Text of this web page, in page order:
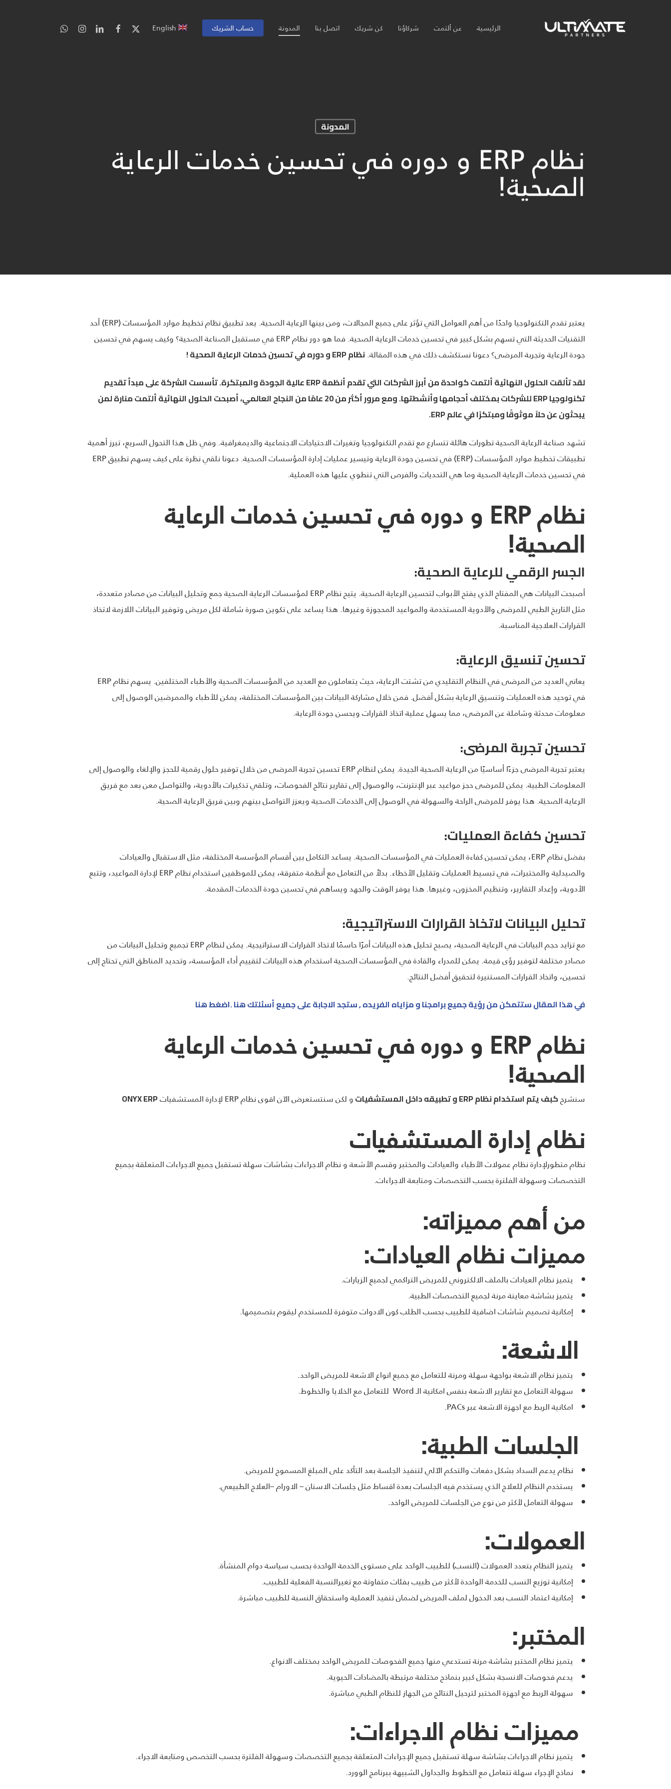
الرئيسية عن ألتمت شركاؤنا كن شريك اتصل بنا المدونة حساب الشريك English
المدونة
نظام ERP و دوره في تحسين خدمات الرعاية
الصحية!
يعتبر تقدم التكنولوجيا واحدًا من أهم العوامل التي تؤثر على جميع المجالات، ومن بينها الرعاية الصحية. يعد تطبيق نظام تخطيط موارد المؤسسات (ERP) أحد
التقنيات الحديثة التي تسهم بشكل كبير في تحسين خدمات الرعاية الصحية. فما هو دور نظام ERP في مستقبل الصناعة الصحية؟ وكيف يسهم في تحسين
جودة الرعاية وتجربة المرضى؟ دعونا نستكشف ذلك في هذه المقالة.نظامERPو دوره في تحسين خدمات الرعاية الصحية !
لقد تألقت الحلول النهائية ألتمت كواحدة من أبرز الشركات التي تقدم أنظمة
عالية الجودة والمبتكرة. تأسست الشركة على مبدأ تقديم
تكنولوجيا
للشركات بمختلف أحجامها وأنشطتها. ومع مرور أكثر من 20 عامًا من النجاح العالمي، أصبحت الحلول النهائية ألتمت منارة لمن
يبحثون عن حلاً موثوقًا ومبتكرًا في عالم
تشهد صناعة الرعاية الصحية تطورات هائلة تتسارع مع تقدم التكنولوجيا وتغيرات الاحتياجات الاجتماعية والديمغرافية. وفي ظل هذا التحول السريع، تبرز أهمية
تطبيقات تخطيط موارد المؤسسات (ERP) في تحسين جودة الرعاية وتيسير عمليات إدارة المؤسسات الصحية. دعونا نلقي نظرة على كيف يسهم تطبيق ERP
في تحسين خدمات الرعاية الصحية وما هي التحديات والفرص التي تنطوي عليها هذه العملية.
نظام ERP و دوره في تحسين خدمات الرعاية
الصحية!
الجسر الرقمي للرعاية الصحية:
أصبحت البيانات هي المفتاح الذي يفتح الأبواب لتحسين الرعاية الصحية. يتيح نظام ERP لمؤسسات الرعاية الصحية جمع وتحليل البيانات من مصادر متعددة،
مثل التاريخ الطبي للمرضى والأدوية المستخدمة والمواعيد المحجوزة وغيرها. هذا يساعد على تكوين صورة شاملة لكل مريض وتوفير البيانات اللازمة لاتخاذ
القرارات العلاجية المناسبة.
تحسين تنسيق الرعاية:
يعاني العديد من المرضى في النظام التقليدي من تشتت الرعاية، حيث يتعاملون مع العديد من المؤسسات الصحية والأطباء المختلفين. يسهم نظام ERP
في توحيد هذه العمليات وتنسيق الرعاية بشكل أفضل. فمن خلال مشاركة البيانات بين المؤسسات المختلفة، يمكن للأطباء والممرضين الوصول إلى
معلومات محدثة وشاملة عن المرضى، مما يسهل عملية اتخاذ القرارات ويحسن جودة الرعاية.
تحسين تجربة المرضى:
يعتبر تجربة المرضى جزءًا أساسيًا من الرعاية الصحية الجيدة. يمكن لنظام ERP تحسين تجربة المرضى من خلال توفير حلول رقمية للحجز والإلغاء والوصول إلى
المعلومات الطبية. يمكن للمرضى حجز مواعيد عبر الإنترنت، والوصول إلى تقارير نتائج الفحوصات، وتلقي تذكيرات بالأدوية، والتواصل معن بعد مع فريق
الرعاية الصحية. هذا يوفر للمرضى الراحة والسهولة في الوصول إلى الخدمات الصحية ويعزز التواصل بينهم وبين فريق الرعاية الصحية.
تحسين كفاءة العمليات:
بفضل نظام ERP، يمكن تحسين كفاءة العمليات في المؤسسات الصحية. يساعد التكامل بين أقسام المؤسسة المختلفة، مثل الاستقبال والعيادات
والصيدلية والمختبرات، في تبسيط العمليات وتقليل الأخطاء. بدلاً من التعامل مع أنظمة متفرقة، يمكن للموظفين استخدام نظام ERP لإدارة المواعيد، وتتبع
الأدوية، وإعداد التقارير، وتنظيم المخزون، وغيرها. هذا يوفر الوقت والجهد ويساهم في تحسين جودة الخدمات المقدمة.
تحليل البيانات لاتخاذ القرارات الاستراتيجية:
مع تزايد حجم البيانات في الرعاية الصحية، يصبح تحليل هذه البيانات أمرًا حاسمًا لاتخاذ القرارات الاستراتيجية. يمكن لنظام ERP تجميع وتحليل البيانات من
مصادر مختلفة لتوفير رؤى قيمة. يمكن للمدراء والقادة في المؤسسات الصحية استخدام هذه البيانات لتقييم أداء المؤسسة، وتحديد المناطق التي تحتاج إلى
تحسين، واتخاذ القرارات المستنيرة لتحقيق أفضل النتائج.
في هذا المقال ستتمكن من رؤية جميع برامجنا و مزاياه الفريده , ستجد الاجابة على جميع أسئلتك هنا .اضغط هنا
نظام ERP و دوره في تحسين خدمات الرعاية
الصحية!
سنشرحكبف يتم استخدام نظامERPو تطبيقه داخل المستشفياتو لكن سنتستعرض الآن اقوى نظام ERP لإدارة المستشفيات ONYX ERP
نظام إدارة المستشفيات
نظام متطورلإدارة نظام عمولات الأطباء والعيادات والمختبر وقسم الأشعة و نظام الاجراءات بشاشات سهلة تستقبل جميع الاجراءات المتعلقة بجميع
التخصصات وسهولة الفلترة بحسب التخصصات ومتابعة الاجراءات.
من أهم مميزاته:
مميزات نظام العيادات:
يتميز نظام العيادات بالملف الالكتروني للمريض التراكمي لجميع الزيارات.
يتميز بشاشة معاينة مرنة لجميع التخصصات الطبية.
إمكانية تصميم شاشات اضافية للطبيب بحسب الطلب كون الادوات متوفرة للمستخدم ليقوم بتصميمها.
الاشعة:
يتميز نظام الاشعة بواجهة سهلة ومرنة للتعامل مع جميع انواع الاشعة للمريض الواحد.
سهولة التعامل مع تقارير الاشعة بنفس امكانية الـ Word للتعامل مع الخلايا والخطوط.
امكانية الربط مع اجهزة الاشعة عبر PACs.
الجلسات الطبية:
نظام يدعم السداد بشكل دفعات والتحكم الآلي لتنفيذ الجلسة بعد التأكد على المبلغ المسموح للمريض.
يستخدم النظام للعلاج الذي يستخدم فيه الجلسات بعدة اقساط مثل جلسات الاسنان – الاورام –العلاج الطبيعي.
سهولة التعامل لأكثر من نوع من الجلسات للمريض الواحد.
العمولات:
يتميز النظام بتعدد العمولات (النسب) للطبيب الواحد على مستوى الخدمة الواحدة بحسب سياسة دوام المنشأة.
إمكانية توزيع النسب للخدمة الواحدة لأكثر من طبيب بفئات متفاوتة مع تغيرالنسبة الفعلية للطبيب.
إمكانية اعتماد النسب بعد الدخول لملف المريض لضمان تنفيذ العملية واستحقاق النسبة للطبيب مباشرة.
المختبر:
يتميز نظام المختبر بشاشة مرنة تستدعي منها جميع الفحوصات للمريض الواحد بمختلف الانواع.
يدعم فحوصات الانسجة بشكل كبير بنماذج مختلفة مرتبطة بالمضادات الحيوية.
سهولة الربط مع اجهزة المختبر لترحيل النتائج من الجهاز للنظام الطبي مباشرة.
مميزات نظام الاجراءات:
يتميز نظام الاجراءات بشاشة سهلة تستقبل جميع الإجراءات المتعلقة بجميع التخصصات وسهولة الفلترة بحسب التخصص ومتابعة الاجراء.
نماذج الإجراء سهلة تتعامل مع الخطوط والجداول الشبيهة ببرنامج الوورد.